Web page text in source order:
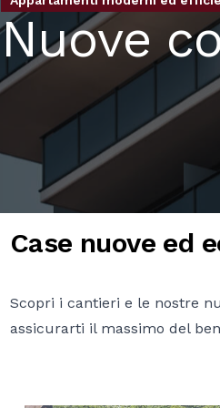
Nuove
Case nuove ed
Scopri i cantieri e le nostre
assicurarti il massimo del